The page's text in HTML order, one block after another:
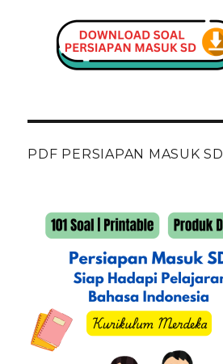
PDF PERSIAPAN MASUK SD